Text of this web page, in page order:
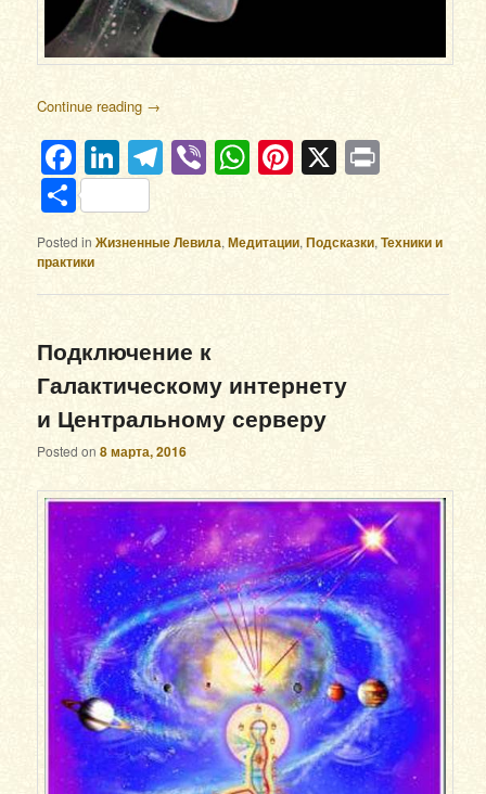
Continue reading →
Facebook
LinkedIn
Telegram
ViberWhatsApp
Pinterest
X
Отправить
Posted in Жизненные Левила,Медитации,Подсказки,Техники и
практики
Подключение к
Галактическому интернету
и Центральному серверу
Posted on8 марта, 2016